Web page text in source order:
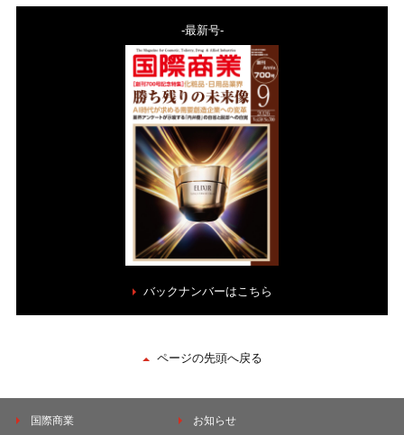
-最新号-
バックナンバーはこちら
ページの先頭へ戻る
国際商業 お知らせ